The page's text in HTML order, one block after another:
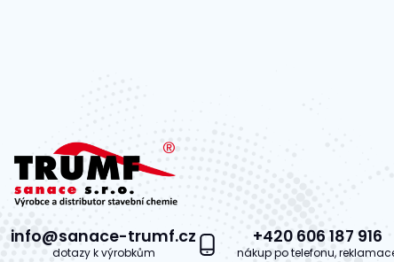
info@sanace-trumf.cz
dotazy k výrobkům
+420 606 187 916
nákup po telefonu,